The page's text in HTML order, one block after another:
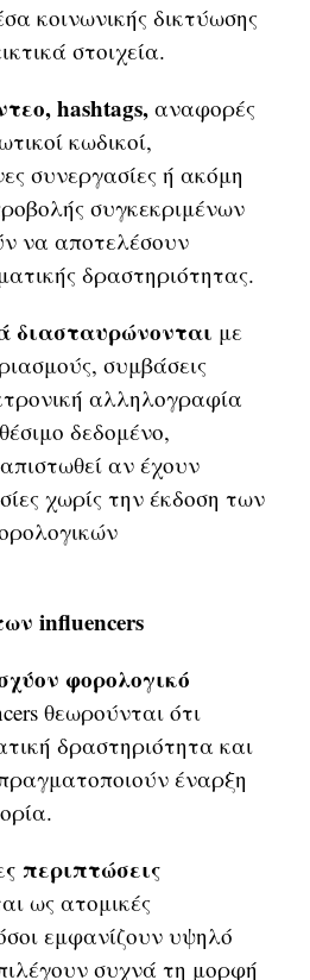
κοινωνικής δικτύωσης
στοιχεία.
hashtags, αναφορές
κωδικοί,
συνεργασίες ή ακόμη
συγκεκριμένων
να αποτελέσουν
δραστηριότητας.
διασταυρώνονται με
συμβάσεις
αλληλογραφία
δεδομένο,
αν έχουν
χωρίς την έκδοση των
influencers
φορολογικό
θεωρούνται ότι
δραστηριότητα και
έναρξη
περιπτώσεις
ως ατομικές
εμφανίζουν υψηλό
συχνά τη μορφή